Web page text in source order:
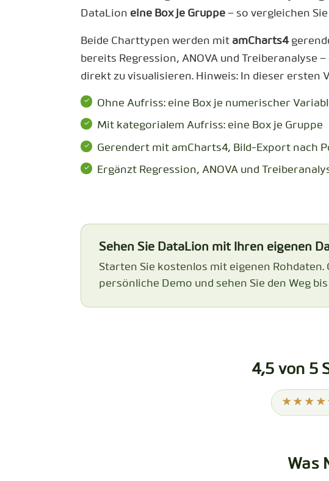
DataLion eine Box je Gruppe – so vergleichen
Beide Charttypen werden mit amCharts4
bereits Regression, ANOVA und Treiberanalyse
direkt zu visualisieren. Hinweis: In dieser ersten
Ohne Aufriss: eine Box je numerischer
Mit kategorialem Aufriss: eine Box je Gruppe
Gerendert mit amCharts4, Bild-Export nach
Ergänzt Regression, ANOVA und
Sehen Sie DataLion mit Ihren eigenen
Starten Sie kostenlos mit eigenen Rohdaten.
persönliche Demo und sehen Sie den Weg
4,5 von 5
Was